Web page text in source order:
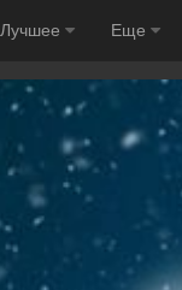
Лучшее Еще